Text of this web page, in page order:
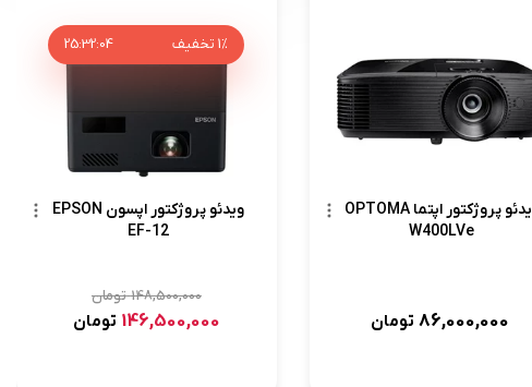
ویدئو پروژکتور اپتما OPTOMA
W400LVe
86,000,000 تومان
تخفیف 1%
25:32:03
ویدئو پروژکتور اپسون EPSON
EF-12
148,500,000تومان
146,500,000 تومان